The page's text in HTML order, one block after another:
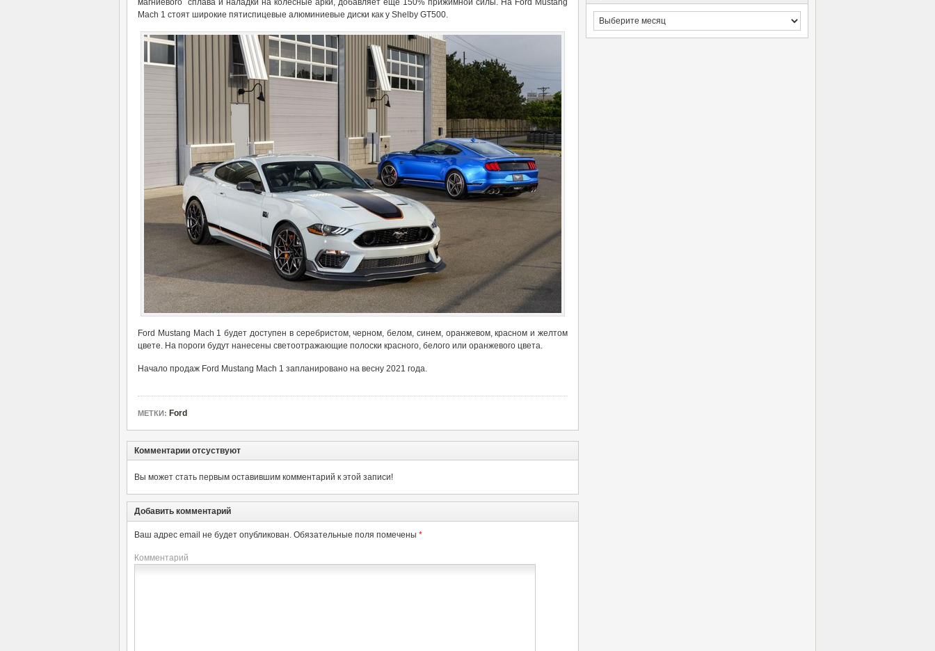
магниевого сплава и наладки на колесные арки, добавляет еще 150% прижимной силы. На Ford Mustang
Mach 1 стоят широкие пятиспицевые алюминиевые диски как у Shelby GT500.
Ford Mustang Mach 1 будет доступен в серебристом, черном, белом, синем, оранжевом, красном и желтом
цвете. На пороги будут нанесены светоотражающие полоски красного, белого или оранжевого цвета.
Начало продаж Ford Mustang Mach 1 запланировано на весну 2021 года.
МЕТКИ: Ford
Комментарии отсуствуют
Вы может стать первым оставившим комментарий к этой записи!
Добавить комментарий
Ваш адрес email не будет опубликован. Обязательные поля помечены *
Комментарий
Архивы